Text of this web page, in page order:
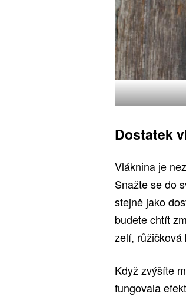
Dostatek
Vláknina je
Snažte se do
stejně jako
budete chtít
zelí, růžičková
Když zvýšíte
fungovala